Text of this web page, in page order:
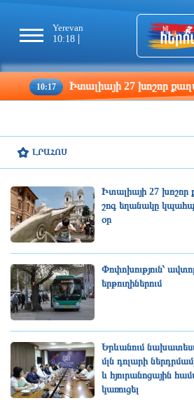
Yerevan
10:18
Tbilisi
10:18
Իտալիայի 27 խոշոր քաղաքներում
ԼՐԱՀՈՍ
Իտալիայի 27 խոշոր
շոգ եղանակը
օր
Փոփոխություն՝
երթուղիներում
Երևանում
մլն դոլարի
և հյուրանոցային
կառուցել